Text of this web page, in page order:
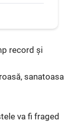
record și
sanatoasa
va fi fraged